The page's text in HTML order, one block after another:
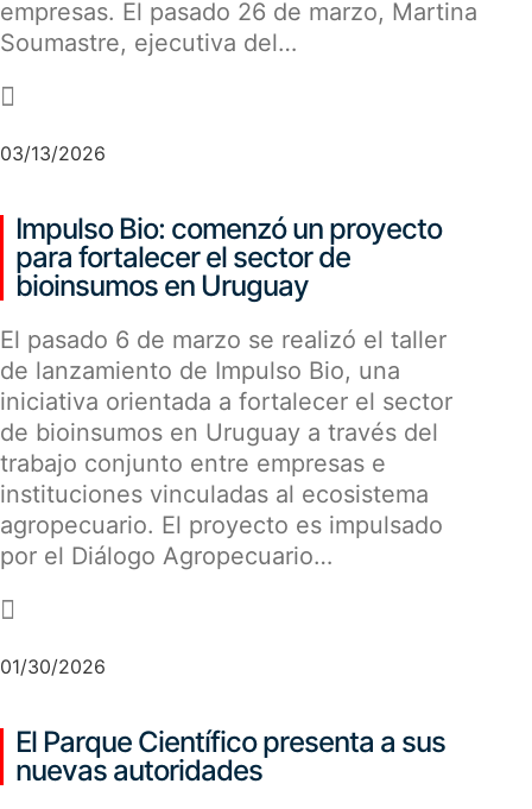
empresas. El pasado 26 de marzo, Martina
Soumastre, ejecutiva del…
03/13/2026
Impulso Bio: comenzó un proyecto
para fortalecer el sector de
bioinsumos en Uruguay
El pasado 6 de marzo se realizó el taller
de lanzamiento de Impulso Bio, una
iniciativa orientada a fortalecer el sector
de bioinsumos en Uruguay a través del
trabajo conjunto entre empresas e
instituciones vinculadas al ecosistema
agropecuario. El proyecto es impulsado
por el Diálogo Agropecuario…
01/30/2026
El Parque Científico presenta a sus
nuevas autoridades